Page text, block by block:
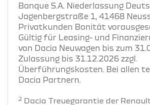
Banque S.A. Niederlassung
Jagenbergstraße 1, 41468
Privatkunden Bonität
Gültig für Leasing- und
von Dacia Neuwagen bis zum
Zulassung bis 31.12.2026 zzgl.
Überführungskosten. Bei allen
Dacia Partnern.
2 Dacia Treuegarantie der